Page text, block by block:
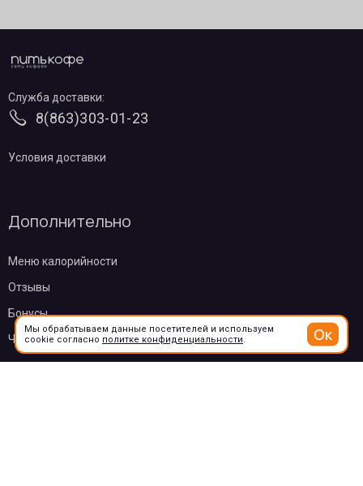
Служба доставки:
8(863)303-01-23
Условия доставки
Дополнительно
Меню калорийности
Отзывы
Бонусы
Частые вопросы
Мы обрабатываем данные посетителей и используем
cookie согласно политке конфиденциальности. Ок